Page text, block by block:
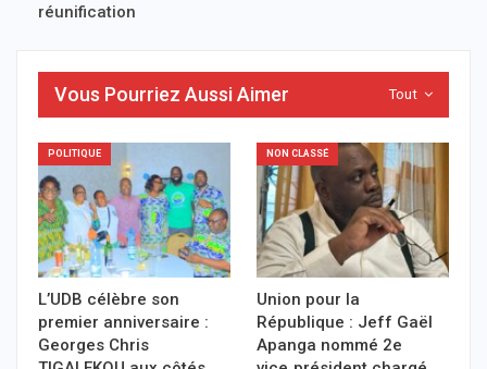
réunification
Tout
Vous Pourriez Aussi Aimer
POLITIQUE
L’UDB célèbre son
premier anniversaire :
Georges Chris
NON CLASSÉ
Union pour la
République : Jeff Gaël
Apanga nommé 2e